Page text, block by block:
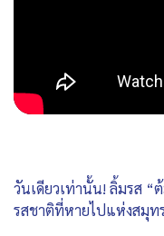
วันเดียวเท่านั้น! ลิ้มรส
รสชาติที่หายไปแห่งสมุท